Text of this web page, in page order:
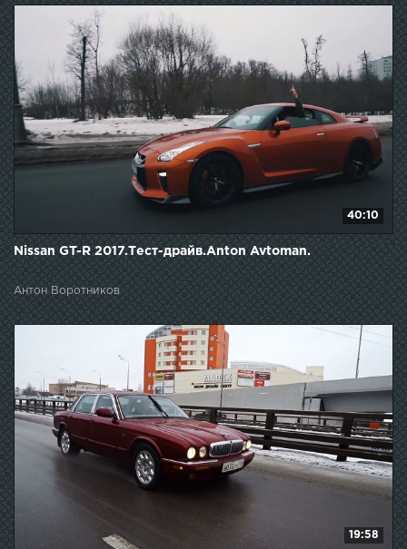
40:10
Nissan GT-R 2017.Тест-драйв.Anton Avtoman.
Антон Воротников
19:58